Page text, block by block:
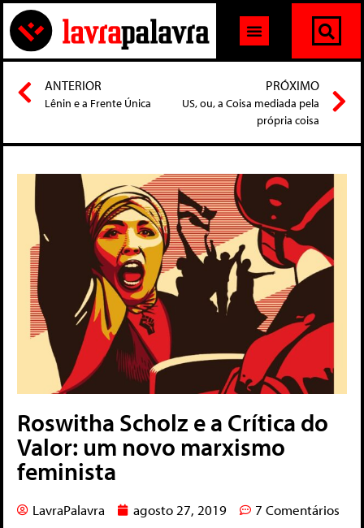
ANTERIOR
Lênin e a Frente Única
PRÓXIMO
US, ou, a Coisa mediada pela
própria coisa
Roswitha Scholz e a Crítica do
Valor: um novo marxismo
feminista
LavraPalavra agosto 27, 2019 7 Comentários